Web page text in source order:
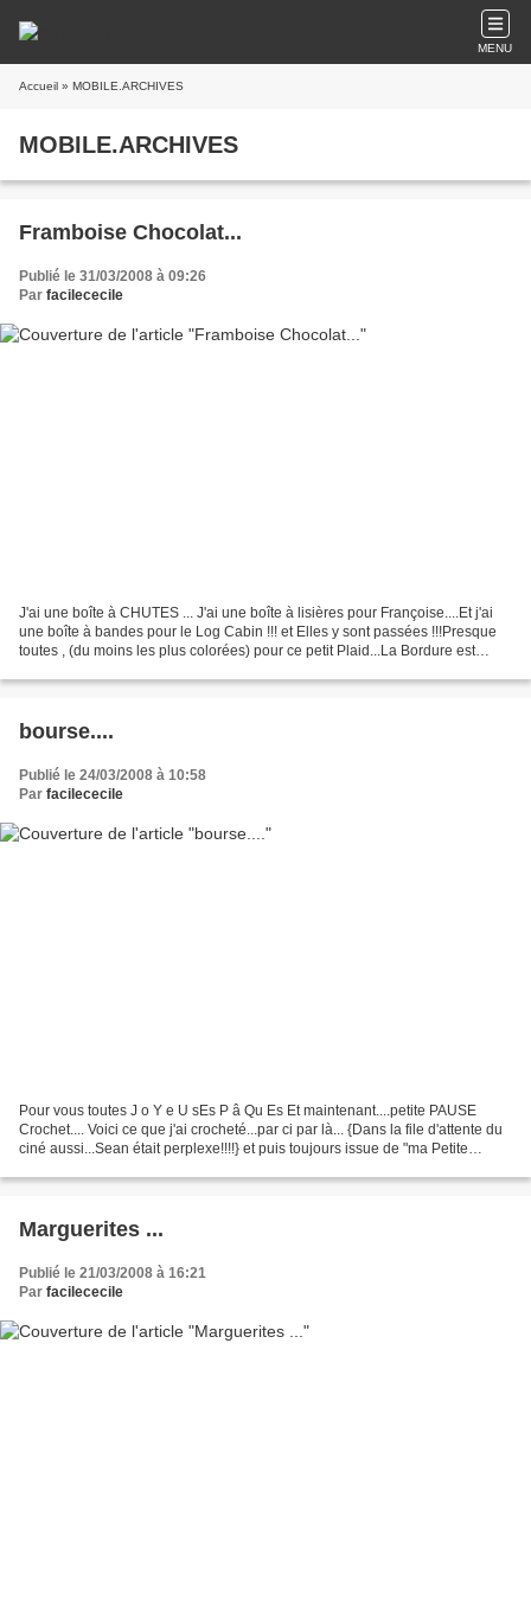
MENU
Accueil » MOBILE.ARCHIVES
MOBILE.ARCHIVES
Framboise Chocolat...
Publié le 31/03/2008 à 09:26
Par facilececile
J'ai une boîte à CHUTES ... J'ai une boîte à lisières pour Françoise....Et j'ai
une boîte à bandes pour le Log Cabin !!! et Elles y sont passées !!!Presque
toutes , (du moins les plus colorées) pour ce petit Plaid...La Bordure est
bourse....
Publié le 24/03/2008 à 10:58
Par facilececile
Pour vous toutes J o Y e U sEs P â Qu Es Et maintenant....petite PAUSE
Crochet.... Voici ce que j'ai crocheté...par ci par là... {Dans la file d'attente du
ciné aussi...Sean était perplexe!!!!} et puis toujours issue de "ma Petite
Marguerites ...
Publié le 21/03/2008 à 16:21
Par facilececile